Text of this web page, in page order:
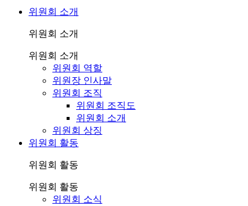
위원회 소개
위원회 소개
위원회 소개
위원회 역할
위원장 인사말
위원회 조직
위원회 조직도
위원회 소개
위원회 상징
위원회 활동
위원회 활동
위원회 활동
위원회 소식